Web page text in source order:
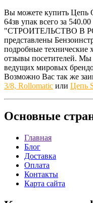
Вы можете купить Цепь
64зв упак всего за
"СТРОИТЕЛЬСТВО В
представлены
подробные технические
отзывы посетителей. Мы
ведущих мировых
Возможно Вас так же
3/8, Rollomatic или Цепь
Основные
Главная
Блог
Доставка
Оплата
Контакты
Карта сайта